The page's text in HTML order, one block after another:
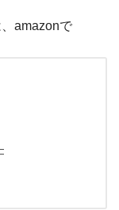
amazonで